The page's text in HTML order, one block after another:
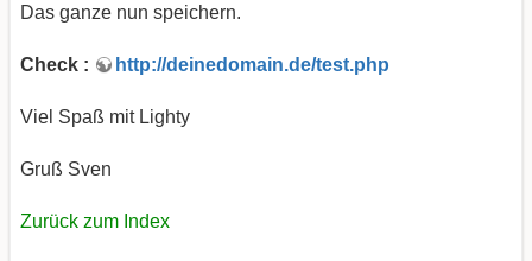
Das ganze nun speichern.
Check : http://deinedomain.de/test.php
Viel Spaß mit Lighty
Gruß Sven
Zurück zum Index